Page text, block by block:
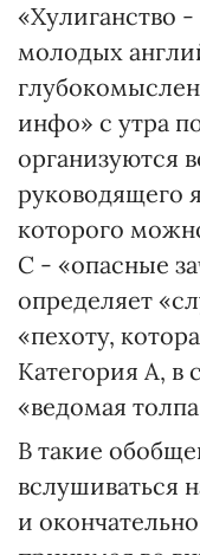
«Хулиганство -
молодых
инфо» с утра
организуются
руководящего
которого
С - «опасные
определяет
«пехоту,
Категория А, в
«ведомая
В такие
вслушиваться
и